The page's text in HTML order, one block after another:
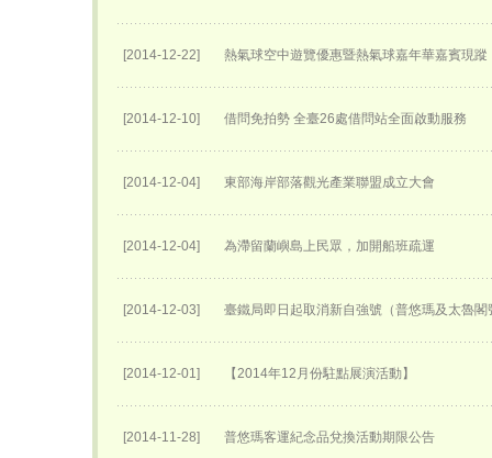
[2014-12-22] 熱氣球空中遊覽優惠暨熱氣球嘉年華嘉賓現蹤
[2014-12-10] 借問免拍勢 全臺26處借問站全面啟動服務
[2014-12-04] 東部海岸部落觀光產業聯盟成立大會
[2014-12-04] 為滯留蘭嶼島上民眾，加開船班疏運
[2014-12-03] 臺鐵局即日起取消新自強號（普悠瑪及太魯
[2014-12-01] 【2014年12月份駐點展演活動】
[2014-11-28] 普悠瑪客運紀念品兌換活動期限公告